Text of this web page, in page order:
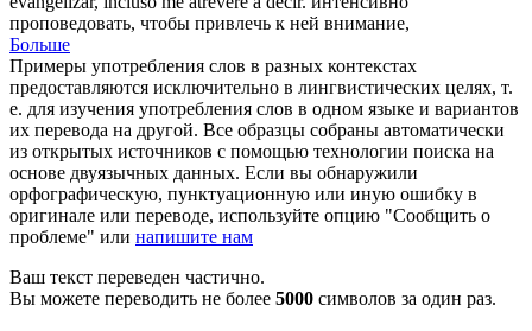
проповедовать, чтобы привлечь к ней внимание,
Больше
Примеры употребления слов в разных контекстах
предоставляются исключительно в лингвистических целях, т.
е. для изучения употребления слов в одном языке и вариантов
их перевода на другой. Все образцы собраны автоматически
из открытых источников с помощью технологии поиска на
основе двуязычных данных. Если вы обнаружили
орфографическую, пунктуационную или иную ошибку в
оригинале или переводе, используйте опцию "Сообщить о
проблеме" или напишите нам
Ваш текст переведен частично.
Вы можете переводить не более 5000 символов за один раз.